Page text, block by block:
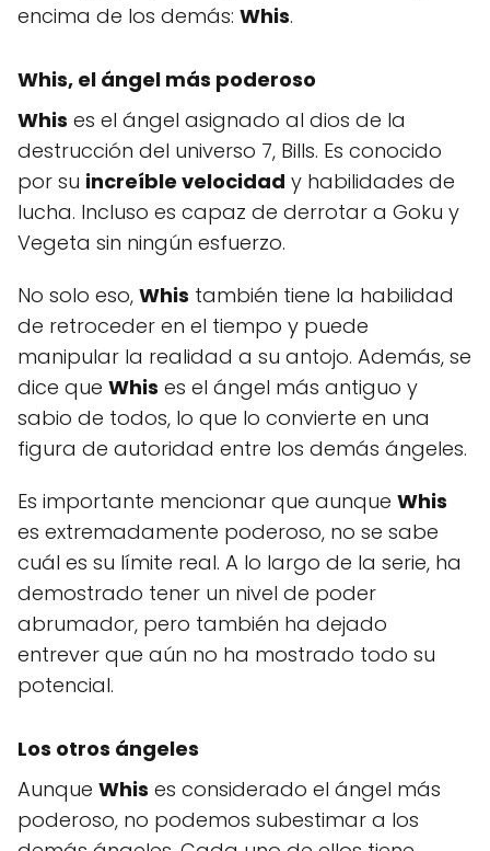
encima de los demás: Whis.
Whis, el ángel más poderoso
Whis es el ángel asignado al dios de la
destrucción del universo 7, Bills. Es conocido
por su increíble velocidad y habilidades de
lucha. Incluso es capaz de derrotar a Goku y
Vegeta sin ningún esfuerzo.
No solo eso, Whis también tiene la habilidad
de retroceder en el tiempo y puede
manipular la realidad a su antojo. Además, se
dice que Whis es el ángel más antiguo y
sabio de todos, lo que lo convierte en una
figura de autoridad entre los demás ángeles.
Es importante mencionar que aunque Whis
es extremadamente poderoso, no se sabe
cuál es su límite real. A lo largo de la serie, ha
demostrado tener un nivel de poder
abrumador, pero también ha dejado
entrever que aún no ha mostrado todo su
potencial.
Los otros ángeles
Aunque Whis es considerado el ángel más
poderoso, no podemos subestimar a los